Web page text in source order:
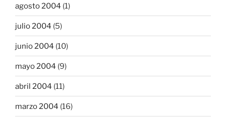
agosto 2004 (1)
julio 2004 (5)
junio 2004 (10)
mayo 2004 (9)
abril 2004 (11)
marzo 2004 (16)